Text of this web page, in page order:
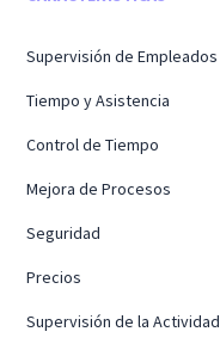
Supervisión de Empleados
Tiempo y Asistencia
Control de Tiempo
Mejora de Procesos
Seguridad
Precios
Supervisión de la Actividad